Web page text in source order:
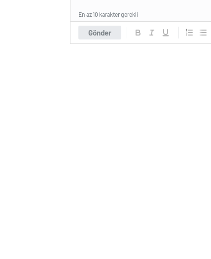
Gönder
En az 10 karakter gerekli